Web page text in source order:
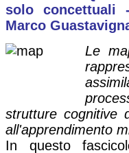
solo concettuali
Marco
Le
strutture cognitive
all'apprendimento
In questo